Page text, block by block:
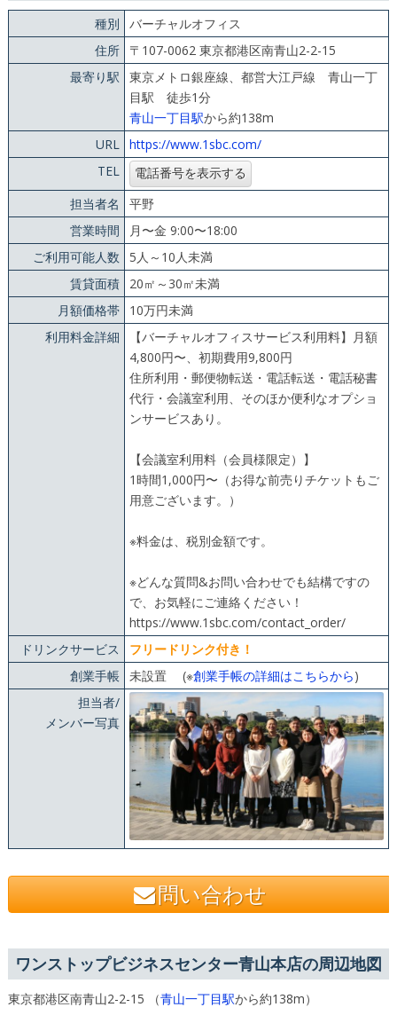
種別
バーチャルオフィス
住所
〒107-0062 東京都港区南青山2-2-15
最寄り駅
東京メトロ銀座線、都営大江戸線 青山一丁
目駅 徒歩1分
青山一丁目駅から約138m
URL
https://www.1sbc.com/
TEL
担当者名
平野
営業時間
月〜金 9:00〜18:00
ご利用可能人数
5人～10人未満
賃貸面積
20㎡～30㎡未満
月額価格帯
10万円未満
利用料金詳細
【バーチャルオフィスサービス利用料】月額
4,800円〜、初期費用9,800円
住所利用・郵便物転送・電話転送・電話秘書
代行・会議室利用、そのほか便利なオプショ
ンサービスあり。
【会議室利用料（会員様限定）】
1時間1,000円〜（お得な前売りチケットもご
用意ございます。）
※料金は、税別金額です。
※どんな質問&お問い合わせでも結構ですの
で、お気軽にご連絡ください！
https://www.1sbc.com/contact_order/
ドリンクサービス
フリードリンク付き！
創業手帳 未設置 (※創業手帳の詳細はこちらから)
担当者/
メンバー写真
問い合わせ
ワンストップビジネスセンター青山本店の周辺地図
東京都港区南青山2-2-15 （青山一丁目駅から約138m）